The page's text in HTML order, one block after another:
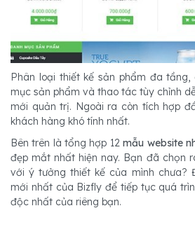
Phân loại thiết kế sản phẩm đa
mục sản phẩm và thao tác tùy chỉnh
mới quản trị. Ngoài ra còn tích hợp
khách hàng khó tính nhất.
Bên trên là tổng hợp 12mẫu website
đẹp mắt nhất hiện nay. Bạn đã chọn
với ý tưởng thiết kế của mình chưa?
mới nhất của Bizfly để tiếp tục quá
độc nhất của riêng bạn.